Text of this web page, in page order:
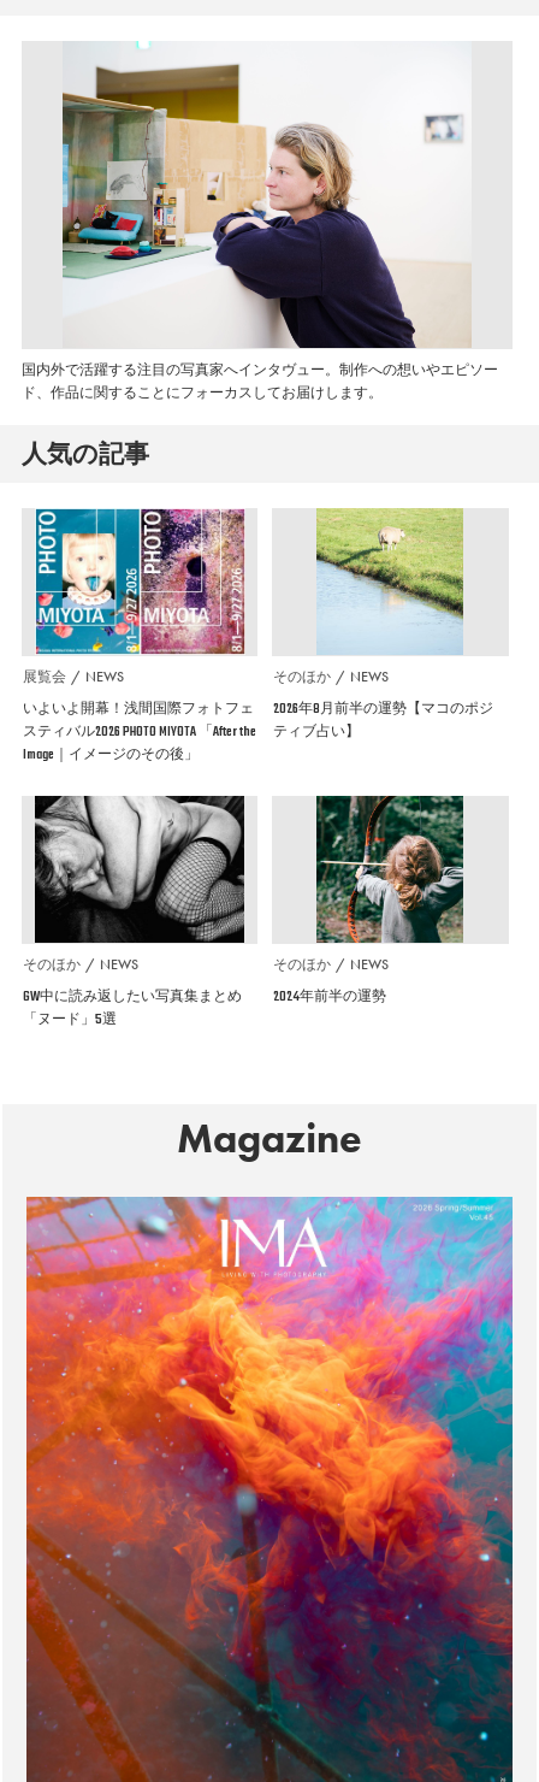
国内外で活躍する注目の写真家へインタヴュー。制作への想いやエピソー
ド、作品に関することにフォーカスしてお届けします。
人気の記事
展覧会 NEWS
いよいよ開幕！浅間国際フォトフェ
スティバル2026 PHOTO MIYOTA 「After the
Image｜イメージのその後」
そのほか NEWS
2026年8月前半の運勢【マコのポジ
ティブ占い】
そのほか NEWS
GW中に読み返したい写真集まとめ
「ヌード」5選
そのほか NEWS
2024年前半の運勢
Magazine